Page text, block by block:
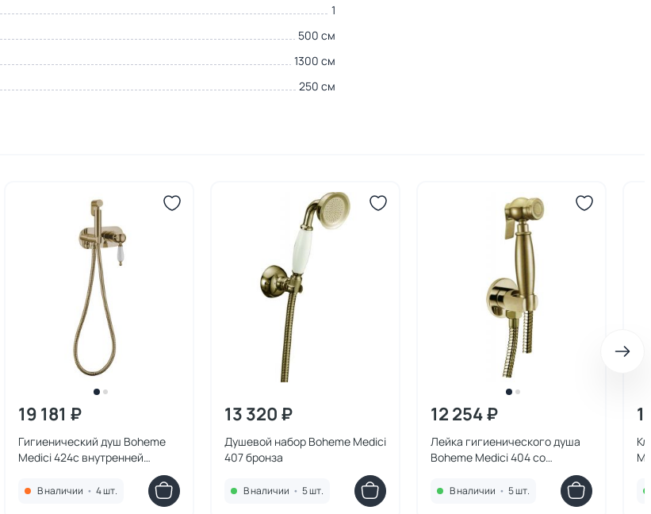
1
500 см
1300 см
250 см
19 181 ₽
Гигиенический душ Boheme
Medici 424с внутренней
В наличии • 4 шт.
13 320 ₽
Душевой набор Boheme Medici
407 бронза
В наличии • 5 шт.
12 254 ₽
Лейка гигиенического душа
Boheme Medici 404 со
бронза
В наличии • 5 шт.